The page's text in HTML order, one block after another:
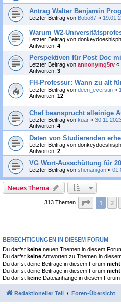
Antrag Walter Benjamin
Letzter Beitrag von Bobo87 «
Warum W2-
Letzter Beitrag von
Antworten: 4
Perspektiven für Post Doc
Letzter Beitrag von annonymq5rv «
Antworten: 3
FH-Professur: Wann zu alt
Letzter Beitrag von deen_everstin «
Antworten: 12
Chef beansprucht alleinige
Letzter Beitrag von kuar «
Antworten: 4
Daten von Studierenden
Letzter Beitrag von
Antworten: 2
VG Wort-Ausschüttung für
Letzter Beitrag von shenanigan «
Neues Thema
313 Themen Seite 1
1 2
BERECHTIGUNGEN IN DIESEM FORUM
Du darfst keine neuen Themen in diesem
Du darfst keineAntworten zu Themen in
Du darfst deine Beiträge in diesem Forum nicht
Du darfst deine Beiträge in diesem Forum nicht
Du darfst keine Dateianhänge in diesem Forum
Redaktioneller Teil Foren-Übersicht